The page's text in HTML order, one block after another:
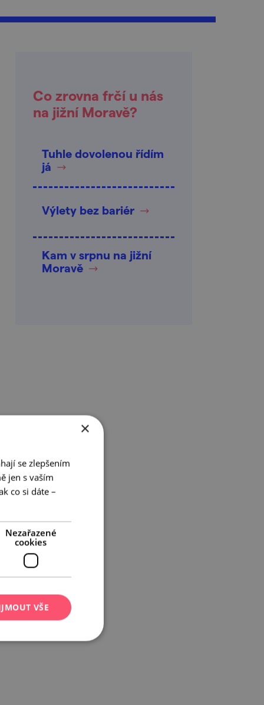
Co zrovna frčí u nás
na jižní Moravě?
Tuhle dovolenou řídím
já
Výlety bez bariér
Kam v srpnu na jižní
Moravě
×
se zlepšením
jen s vaším
co si dáte –
Nezařazené
cookies
VŠE